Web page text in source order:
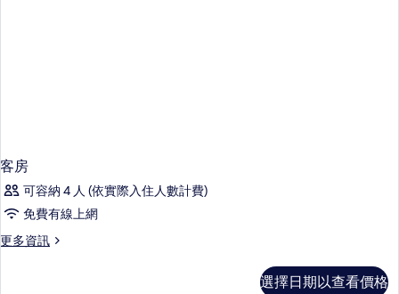
客房
可容納 4 人 (依實際入住人數計費)
免費有線上網
更多資訊
更
選擇日期以查看價格